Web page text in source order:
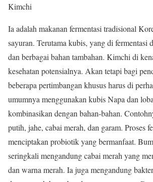
Kimchi
Ia adalah makanan fermentasi tradisional
sayuran. Terutama kubis, yang di fermentasi
dan berbagai bahan tambahan. Kimchi di
kesehatan potensialnya. Akan tetapi bagi
beberapa pertimbangan khusus harus di
umumnya menggunakan kubis Napa dan
kombinasikan dengan bahan-bahan.
putih, jahe, cabai merah, dan garam. Proses
menciptakan probiotik yang bermanfaat.
seringkali mengandung cabai merah yang
dan warna merah. Ia juga mengandung